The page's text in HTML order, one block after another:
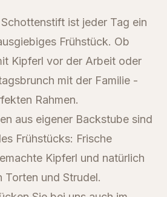
ist jeder Tag ein
Frühstück. Ob
Kipferl vor der Arbeit oder
mit der Familie -
Rahmen.
aus eigener Backstube sind
Frühstücks: Frische
Kipferl und natürlich
Torten und Strudel.